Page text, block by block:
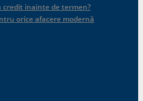
credit inainte de termen?
orice afacere modernă